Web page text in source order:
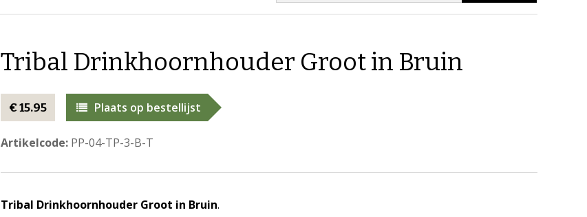
Tribal Drinkhoornhouder Groot in Bruin
€ 15.95 Plaats op bestellijst
Artikelcode:PP-04-TP-3-B-T
Tribal Drinkhoornhouder Groot in Bruin.